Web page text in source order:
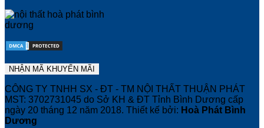
CÔNG TY TNHH SX - ĐT - TM NỘI THẤT THUẬN PHÁT
MST: 3702731045 do Sở KH & ĐT Tỉnh Bình Dương cấp
ngày 20 tháng 12 năm 2018. Thiết kế bởi: Hoà Phát Bình
Dương